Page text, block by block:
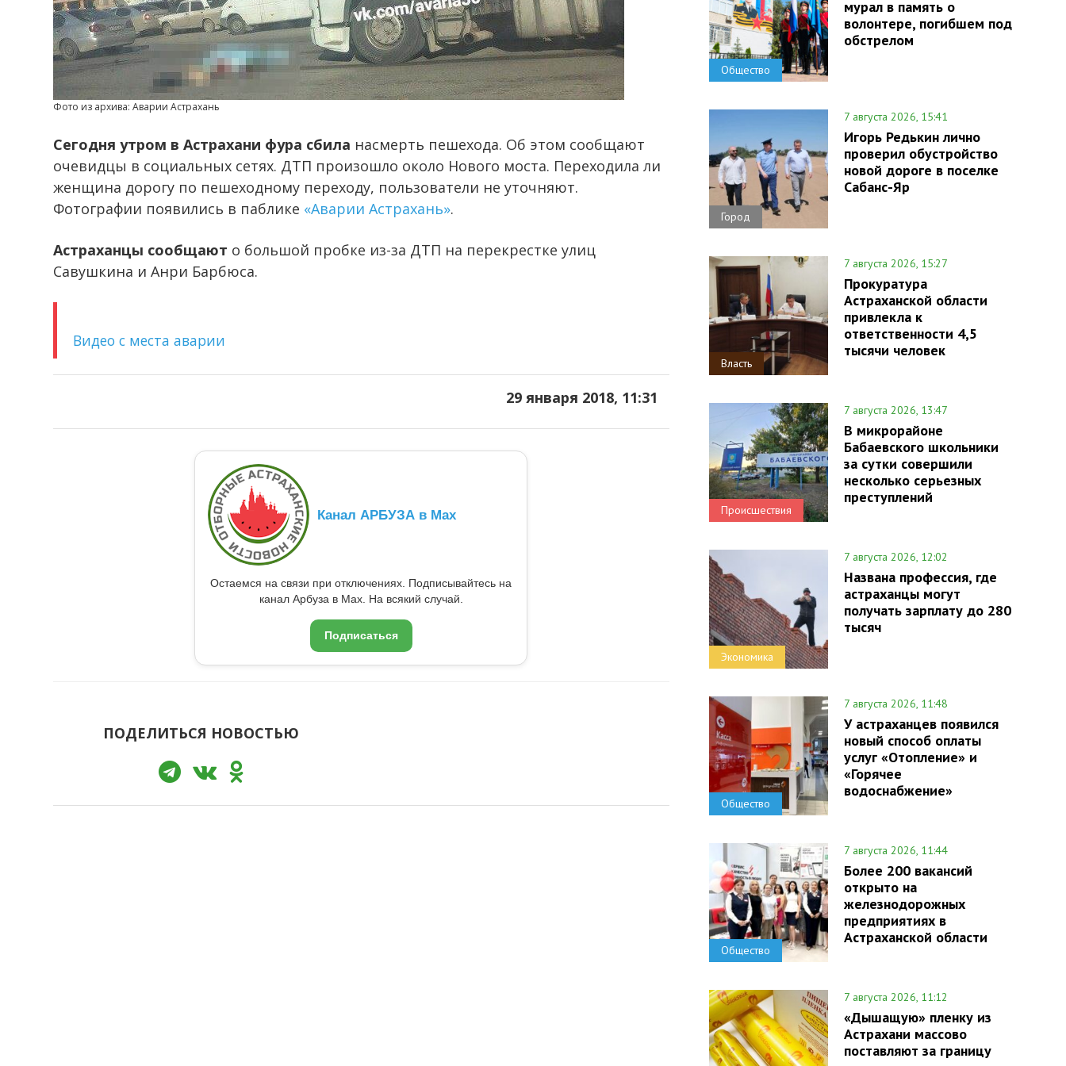
Фото из архива: Аварии Астрахань
Сегодня утром в Астрахани фура сбила насмерть пешехода. Об этом сообщают
очевидцы в социальных сетях. ДТП произошло около Нового моста. Переходила ли
женщина дорогу по пешеходному переходу, пользователи не уточняют.
Фотографии появились в паблике «Аварии Астрахань».
Астраханцы сообщают о большой пробке из-за ДТП на перекрестке улиц
Савушкина и Анри Барбюса.
Видео с места аварии
29 января 2018, 11:31
Канал АРБУЗА в Max
Остаемся на связи при отключениях. Подписывайтесь на
канал Арбуза в Max. На всякий случай.
Подписаться
ПОДЕЛИТЬСЯ НОВОСТЬЮ
Общество
мурал в память о
волонтере, погибшем под
обстрелом
Город
7 августа 2026, 15:41
Игорь Редькин лично
проверил обустройство
новой дороге в поселке
Сабанс-Яр
Власть
7 августа 2026, 15:27
Прокуратура
Астраханской области
привлекла к
ответственности 4,5
тысячи человек
Происшествия
7 августа 2026, 13:47
В микрорайоне
Бабаевского школьники
за сутки совершили
несколько серьезных
преступлений
Экономика
7 августа 2026, 12:02
Названа профессия, где
астраханцы могут
получать зарплату до 280
тысяч
Общество
7 августа 2026, 11:48
У астраханцев появился
новый способ оплаты
услуг «Отопление» и
«Горячее
водоснабжение»
Общество
7 августа 2026, 11:44
Более 200 вакансий
открыто на
железнодорожных
предприятиях в
Астраханской области
7 августа 2026, 11:12
«Дышащую» пленку из
Астрахани массово
поставляют за границу